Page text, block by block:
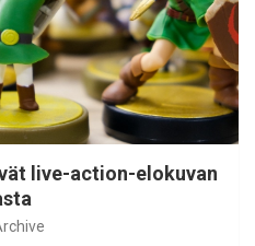
live-action-elokuvan